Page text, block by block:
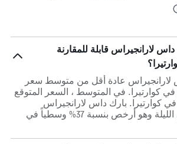
لارانجيراس قابلة للمقارنة
عادة أقل من متوسط ​​سعر
3 نجوم في كوارتيرا. في المتوسط ، السعر المتوقع
في كوارتيرا. بارك داس لارانجيراس
سيعطيك 624 ﷼ في الليلة وهو أرخص بنسبة 37% وسطياً في